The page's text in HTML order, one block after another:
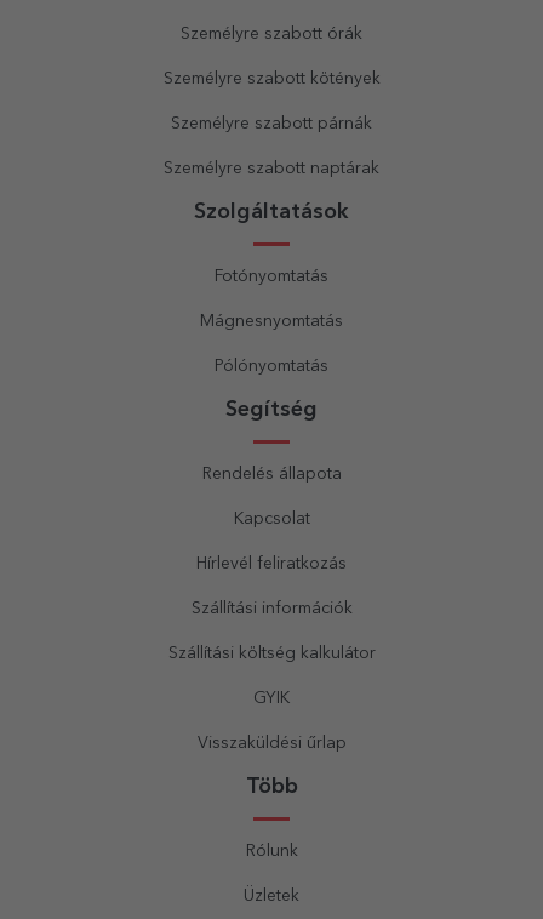
Személyre szabott órák
Személyre szabott kötények
Személyre szabott párnák
Személyre szabott naptárak
Szolgáltatások
Fotónyomtatás
Mágnesnyomtatás
Pólónyomtatás
Segítség
Rendelés állapota
Kapcsolat
Hírlevél feliratkozás
Szállítási információk
Szállítási költség kalkulátor
GYIK
Visszaküldési űrlap
Több
Rólunk
Üzletek